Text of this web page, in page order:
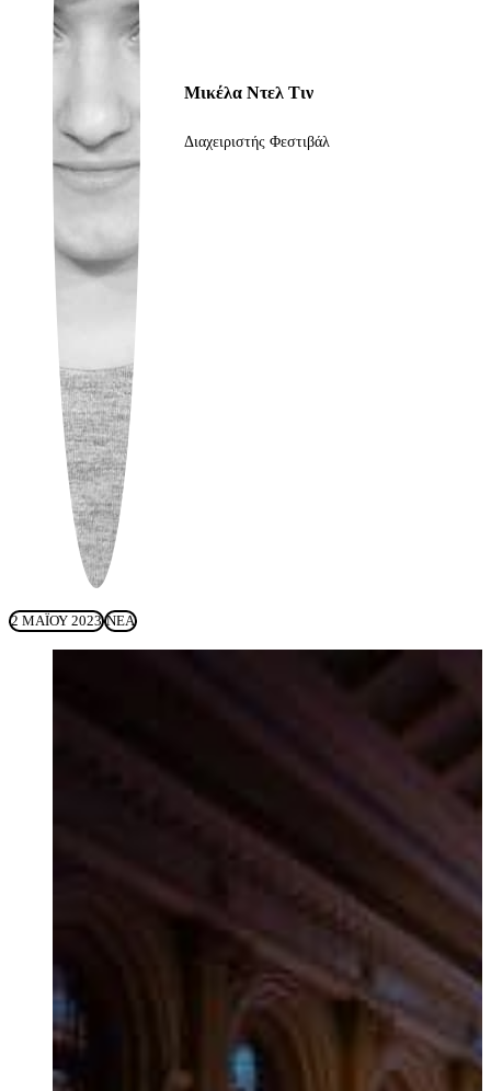
Ukrainian
Μικέλα Ντελ Τιν
Διαχειριστής Φεστιβάλ
2 ΜΑΪ́ΟΥ 2023 ΝΈΑ